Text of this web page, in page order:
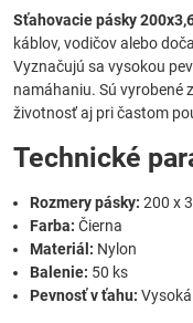
Sťahovacie pásky
káblov, vodičov alebo
Vyznačujú sa vysokou
namáhaniu. Sú vyrobené
životnosť aj pri častom
Technické
Rozmery pásky: 200 x
Farba: Čierna
Materiál: Nylon
Balenie: 50 ks
Pevnosť v ťahu: